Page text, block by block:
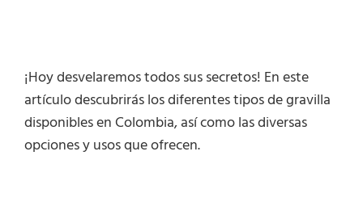
¡Hoy desvelaremos todos sus secretos! En este
artículo descubrirás los diferentes tipos de gravilla
disponibles en Colombia, así como las diversas
opciones y usos que ofrecen.